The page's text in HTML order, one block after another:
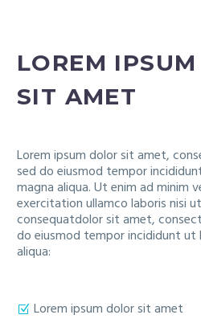
LOREM
SIT AMET
Lorem ipsum dolor sit amet,
sed do eiusmod tempor
magna aliqua. Ut enim ad minim
exercitation ullamco laboris nisi
consequatdolor sit amet,
do eiusmod tempor incididunt ut
aliqua:
Lorem ipsum dolor sit amet